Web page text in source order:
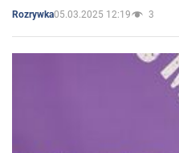
Rozrywka05.03.2025 12:19 3